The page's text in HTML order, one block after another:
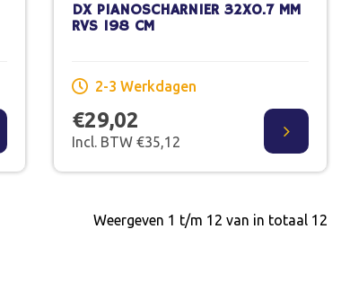
DX PIANOSCHARNIER 32X0.7 MM
RVS 198 CM
2-3 Werkdagen
€29,02
Incl. BTW €35,12
Weergeven 1 t/m 12 van in totaal 12